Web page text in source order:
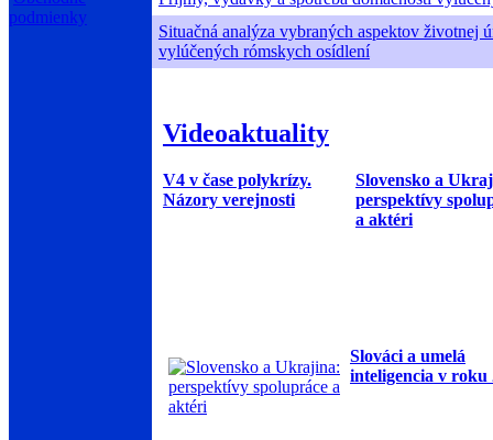
podmienky
Situačná analýza vybraných aspektov životnej
vylúčených rómskych osídlení
Videoaktuality
V4 v čase polykrízy.
Názory verejnosti
Slovensko a
perspektívy
a aktéri
Slováci a umelá
inteligencia v roku